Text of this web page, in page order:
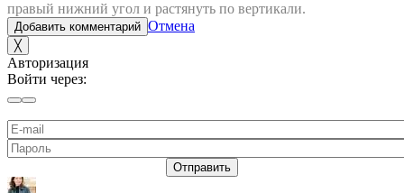
правый нижний угол и растянуть по вертикали.
Добавить комментарий Отмена
╳
Авторизация
Войти через:
Отправить